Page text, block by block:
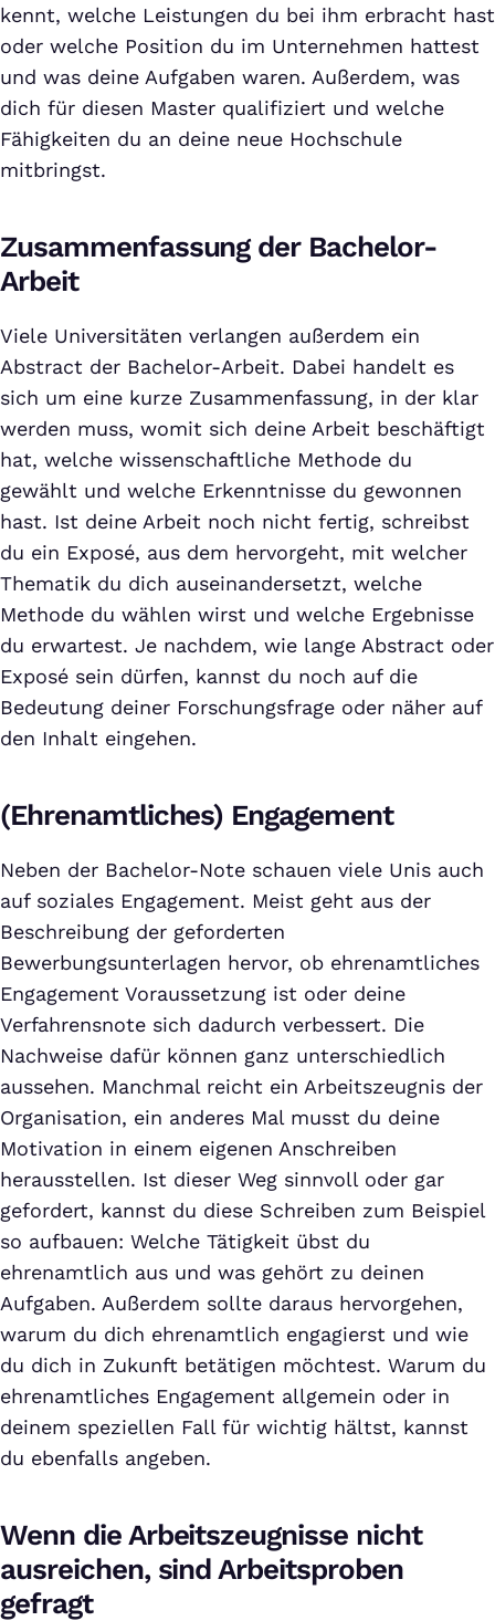
kennt, welche Leistungen du bei ihm erbracht hast
oder welche Position du im Unternehmen hattest
und was deine Aufgaben waren. Außerdem, was
dich für diesen Master qualifiziert und welche
Fähigkeiten du an deine neue Hochschule
mitbringst.
Zusammenfassung der Bachelor-
Arbeit
Viele Universitäten verlangen außerdem ein
Abstract der Bachelor-Arbeit. Dabei handelt es
sich um eine kurze Zusammenfassung, in der klar
werden muss, womit sich deine Arbeit beschäftigt
hat, welche wissenschaftliche Methode du
gewählt und welche Erkenntnisse du gewonnen
hast. Ist deine Arbeit noch nicht fertig, schreibst
du ein Exposé, aus dem hervorgeht, mit welcher
Thematik du dich auseinandersetzt, welche
Methode du wählen wirst und welche Ergebnisse
du erwartest. Je nachdem, wie lange Abstract oder
Exposé sein dürfen, kannst du noch auf die
Bedeutung deiner Forschungsfrage oder näher auf
den Inhalt eingehen.
(Ehrenamtliches) Engagement
Neben der Bachelor-Note schauen viele Unis auch
auf soziales Engagement. Meist geht aus der
Beschreibung der geforderten
Bewerbungsunterlagen hervor, ob ehrenamtliches
Engagement Voraussetzung ist oder deine
Verfahrensnote sich dadurch verbessert. Die
Nachweise dafür können ganz unterschiedlich
aussehen. Manchmal reicht ein Arbeitszeugnis der
Organisation, ein anderes Mal musst du deine
Motivation in einem eigenen Anschreiben
herausstellen. Ist dieser Weg sinnvoll oder gar
gefordert, kannst du diese Schreiben zum Beispiel
so aufbauen: Welche Tätigkeit übst du
ehrenamtlich aus und was gehört zu deinen
Aufgaben. Außerdem sollte daraus hervorgehen,
warum du dich ehrenamtlich engagierst und wie
du dich in Zukunft betätigen möchtest. Warum du
ehrenamtliches Engagement allgemein oder in
deinem speziellen Fall für wichtig hältst, kannst
du ebenfalls angeben.
Wenn die Arbeitszeugnisse nicht
ausreichen, sind Arbeitsproben
gefragt